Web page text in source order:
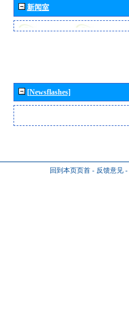
新闻室
[Newsflashes]
回到本页页首 - 反馈意见 -